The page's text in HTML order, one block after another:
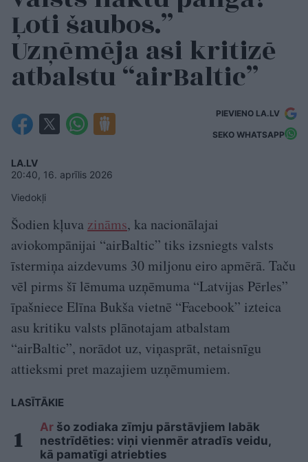
Ļoti šaubos.”
Uzņēmēja asi kritizē
atbalstu “airBaltic”
PIEVIENO LA.LV
SEKO WHATSAPP
LA.LV
20:40, 16. aprīlis 2026
Viedokļi
Šodien kļuva zināms, ka nacionālajai
aviokompānijai “airBaltic” tiks izsniegts valsts
īstermiņa aizdevums 30 miljonu eiro apmērā. Taču
vēl pirms šī lēmuma uzņēmuma “Latvijas Pērles”
īpašniece Elīna Bukša vietnē “Facebook” izteica
asu kritiku valsts plānotajam atbalstam
“airBaltic”, norādot uz, viņasprāt, netaisnīgu
attieksmi pret mazajiem uzņēmumiem.
LASĪTĀKIE
Ar šo zodiaka zīmju pārstāvjiem labāk
nestrīdēties: viņi vienmēr atradīs veidu,
kā pamatīgi atriebties